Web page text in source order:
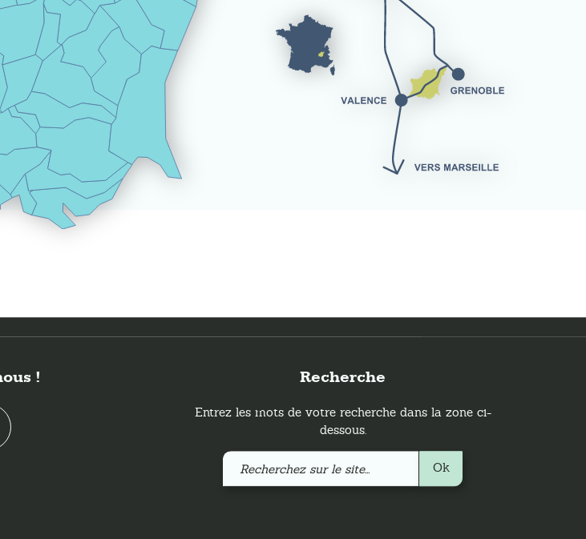
! Recherche
Entrez les mots de votre recherche dans la zone ci-
dessous.
Recherchez
sur
Ok